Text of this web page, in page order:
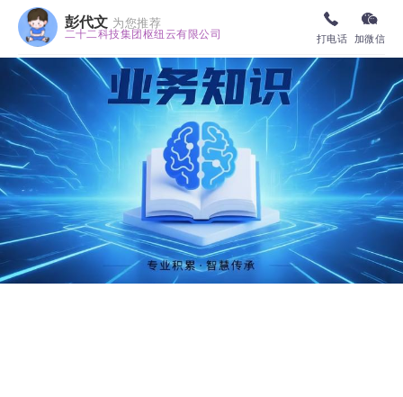
彭代文 为您推荐
二十二科技集团枢纽云有限公司 打电话 加微信